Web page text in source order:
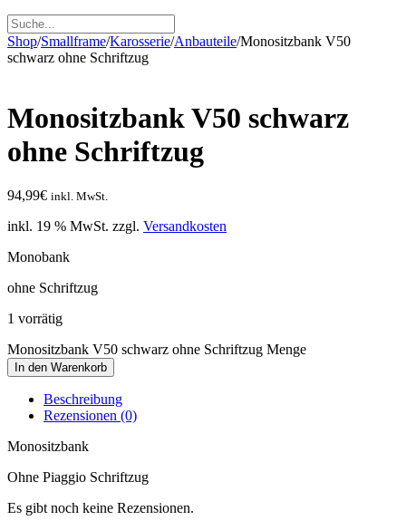
Shop/Smallframe/Karosserie/Anbauteile/Monositzbank V50
schwarz ohne Schriftzug
Monositzbank V50 schwarz
ohne Schriftzug
94,99€ inkl. MwSt.
inkl. 19 % MwSt. zzgl. Versandkosten
Monobank
ohne Schriftzug
1 vorrätig
Monositzbank V50 schwarz ohne Schriftzug Menge
In den Warenkorb
Beschreibung
Rezensionen (0)
Monositzbank
Ohne Piaggio Schriftzug
Es gibt noch keine Rezensionen.